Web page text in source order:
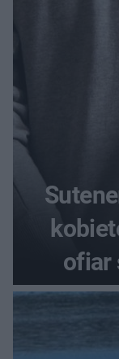
ofiar